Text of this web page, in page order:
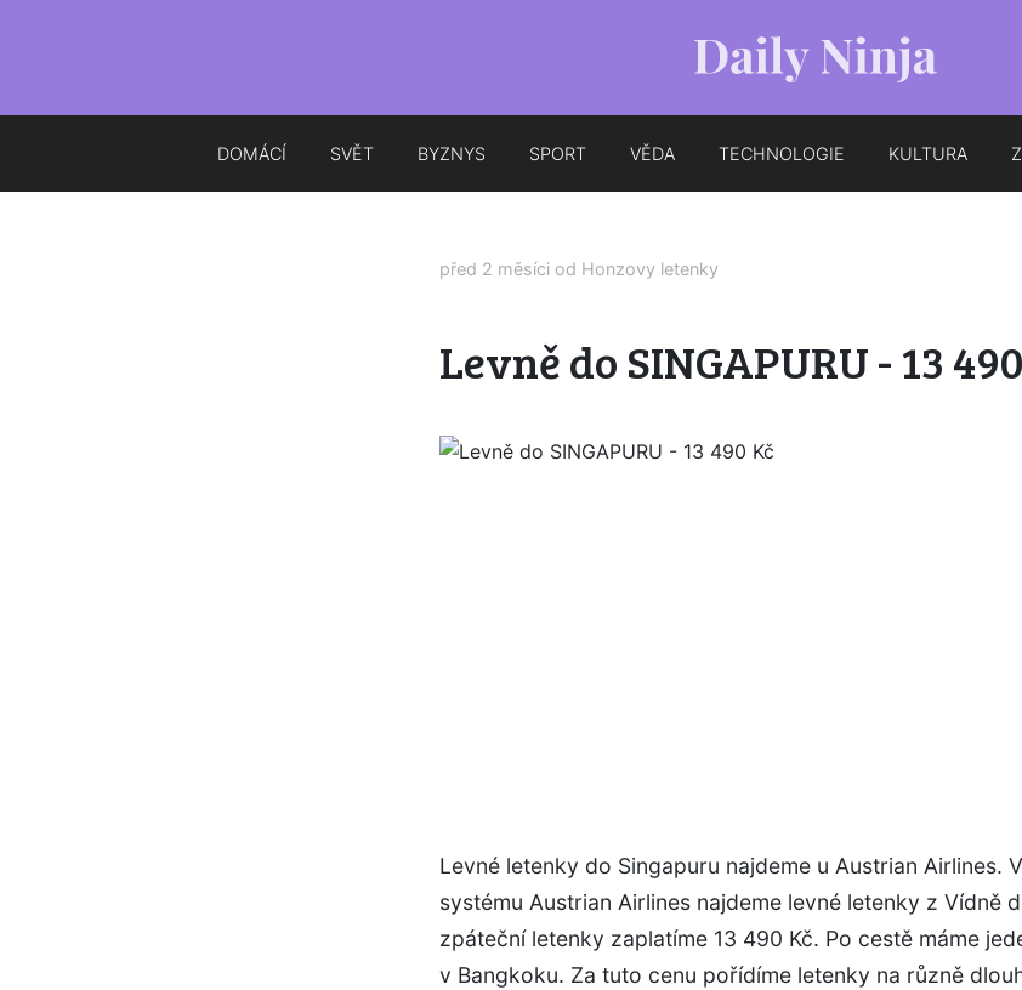
DOMÁCÍ SVĚT BYZNYS SPORT VĚDA TECHNOLOGIE KULTURA
před 2 měsíci od Honzovy letenky
Levně do SINGAPURU - 13
Levné letenky do Singapuru najdeme u Austrian Airlines.
systému Austrian Airlines najdeme levné letenky z Vídně
zpáteční letenky zaplatíme 13 490 Kč. Po cestě máme
v Bangkoku. Za tuto cenu pořídíme letenky na různě